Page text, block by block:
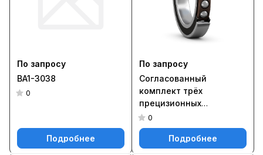
По запросу
BA1-3038
0
Подробнее
По запросу
Согласованный
комплект трёх
прецизионных
радиально-упорных
подшипников S7028
ACD/P4ATBTA
0
Подробнее